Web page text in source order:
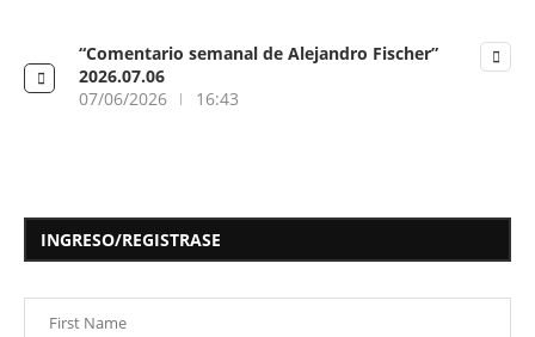
“Comentario semanal de Alejandro Fischer”
2026.07.06
07/06/2026
16:43
INGRESO/REGISTRASE